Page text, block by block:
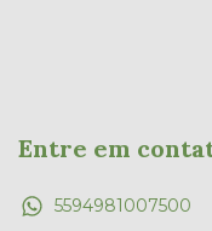
Entre em
5594981007500